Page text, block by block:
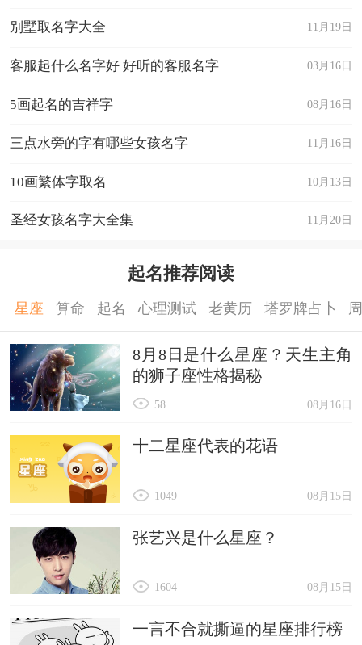
11月19日
别墅取名字大全
03月16日
客服起什么名字好 好听的客服名字
08月16日
5画起名的吉祥字
11月16日
三点水旁的字有哪些女孩名字
10月13日
10画繁体字取名
11月20日
圣经女孩名字大全集
起名推荐阅读
星座 算命 起名 心理测试 老黄历 塔罗牌占卜
8月8日是什么星座？天生主角
的狮子座性格揭秘
08月16日
58
十二星座代表的花语
08月15日
1049
张艺兴是什么星座？
08月15日
1604
一言不合就撕逼的星座排行榜